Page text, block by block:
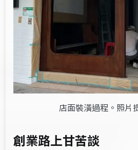
店面裝潢過程。照片
創業路上甘苦談